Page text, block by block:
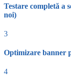
Testare completă a
noi)
3
Optimizare banner
4